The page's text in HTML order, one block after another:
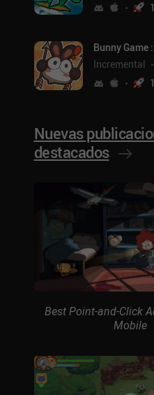
1
Bunny Game
Incremental
1
Nuevas
destacados
Best Point-and-Click
Mobile